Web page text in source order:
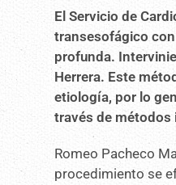
El Servicio de
transesofágico
profunda.
Herrera. Este
etiología, por lo
través de
Romeo Pacheco
procedimiento se